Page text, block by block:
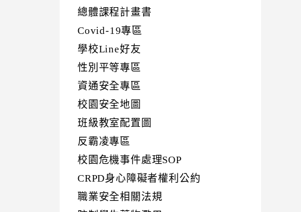
總體課程計畫書
Covid-19專區
學校Line好友
性別平等專區
資通安全專區
校園安全地圖
班級教室配置圖
反霸凌專區
校園危機事件處理SOP
CRPD身心障礙者權利公約
職業安全相關法規